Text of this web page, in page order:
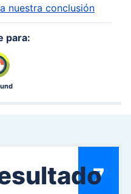
nuestra conclusión
para:
7